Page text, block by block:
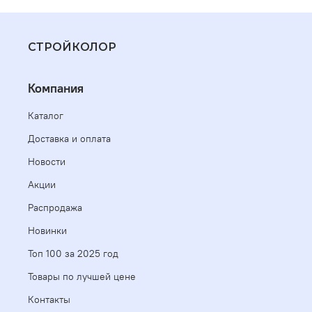
СТРОЙКОЛОР
Компания
Каталог
Доставка и оплата
Новости
Акции
Распродажа
Новинки
Топ 100 за 2025 год
Товары по лучшей цене
Контакты